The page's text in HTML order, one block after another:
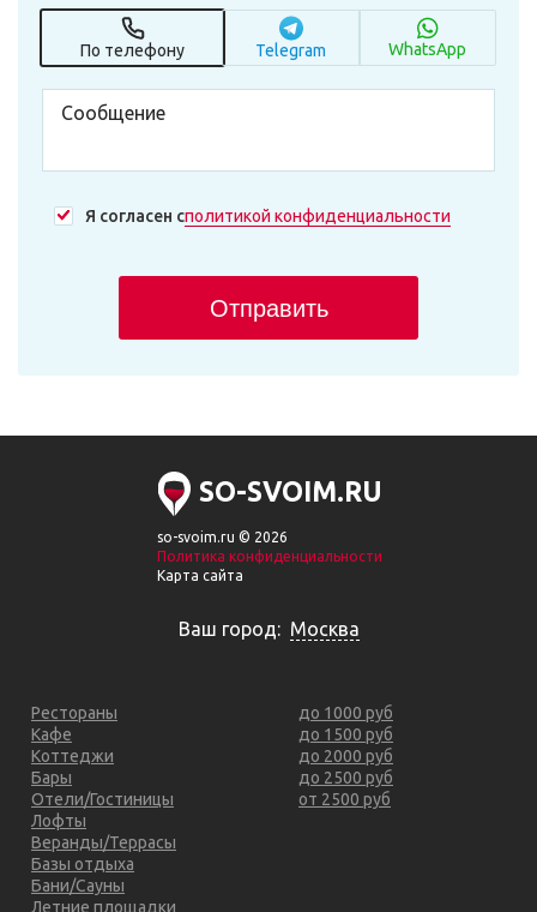
По телефону Telegram WhatsApp
Я согласен сполитикой конфиденциальности
Отправить
SO-SVOIM.RU
so-svoim.ru © 2026
Политика конфиденциальности
Карта сайта
Ваш город: Москва
Рестораны
Кафе
Коттеджи
Бары
Отели/Гостиницы
Лофты
Веранды/Террасы
Базы отдыха
Бани/Сауны
Летние площадки
до 1000 руб
до 1500 руб
до 2000 руб
до 2500 руб
от 2500 руб